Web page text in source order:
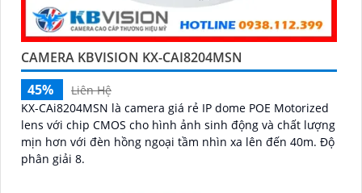
CAMERA KBVISION KX-CAI8204MSN
45%
Liên Hệ
KX-CAi8204MSN là camera giá rẻ IP dome POE Motorized
lens với chip CMOS cho hình ảnh sinh động và chất lượng
mịn hơn với đèn hồng ngoại tầm nhìn xa lên đến 40m. Độ
phân giải 8.